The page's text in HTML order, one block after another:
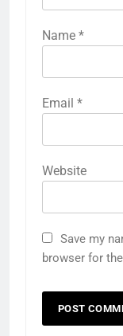
Name *
Email *
Website
Save my
browser for